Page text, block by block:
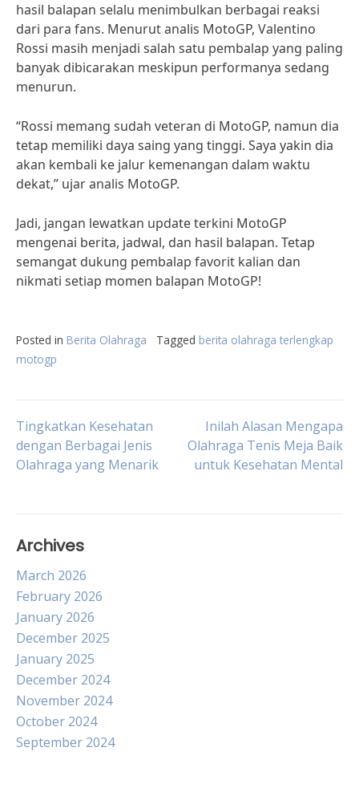
hasil balapan selalu menimbulkan berbagai reaksi
dari para fans. Menurut analis MotoGP, Valentino
Rossi masih menjadi salah satu pembalap yang paling
banyak dibicarakan meskipun performanya sedang
menurun.
“Rossi memang sudah veteran di MotoGP, namun dia
tetap memiliki daya saing yang tinggi. Saya yakin dia
akan kembali ke jalur kemenangan dalam waktu
dekat,” ujar analis MotoGP.
Jadi, jangan lewatkan update terkini MotoGP
mengenai berita, jadwal, dan hasil balapan. Tetap
semangat dukung pembalap favorit kalian dan
nikmati setiap momen balapan MotoGP!
Posted in Berita Olahraga Tagged berita olahraga terlengkap
motogp
Post
navigation
Tingkatkan Kesehatan
dengan Berbagai Jenis
Olahraga yang Menarik
Inilah Alasan Mengapa
Olahraga Tenis Meja Baik
untuk Kesehatan Mental
Archives
March 2026
February 2026
January 2026
December 2025
January 2025
December 2024
November 2024
October 2024
September 2024